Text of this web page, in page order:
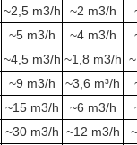
~2,5 m3/h ~2 m3/h
~5 m3/h ~4 m3/h
~4,5 m3/h ~1,8 m3/h
~9 m3/h ~3,6 m³/h
~15 m3/h ~6 m3/h
~30 m3/h ~12 m3/h